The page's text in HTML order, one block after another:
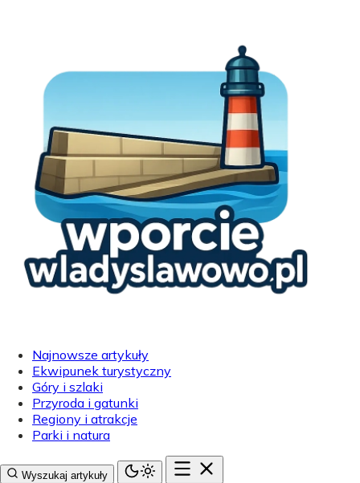
Najnowsze artykuły
Ekwipunek turystyczny
Góry i szlaki
Przyroda i gatunki
Regiony i atrakcje
Parki i natura
Wyszukaj artykuły